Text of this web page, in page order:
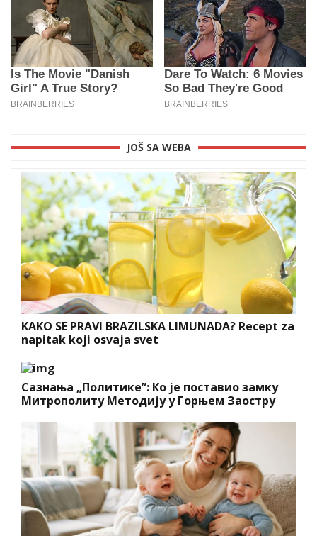
JOŠ SA WEBA
KAKO SE PRAVI BRAZILSKA LIMUNADA? Recept za
napitak koji osvaja svet
Сазнања „Политике”: Ко је поставио замку
Митрополиту Методију у Горњем Заостру